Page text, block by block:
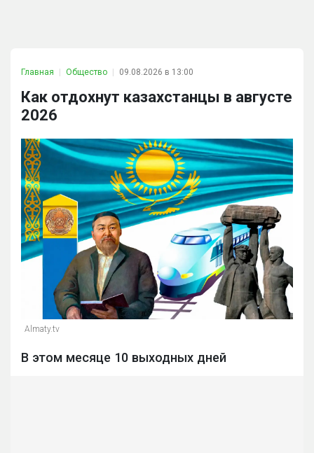
Главная Общество 09.08.2026 в 13:00
Как отдохнут казахстанцы в августе
2026
Almaty.tv
В этом месяце 10 выходных дней